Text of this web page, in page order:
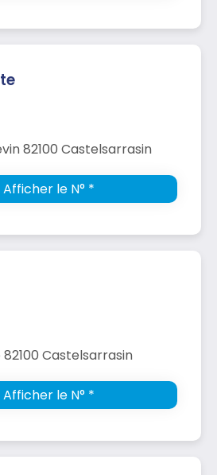
82100 Castelsarrasin
le N° *
Castelsarrasin
le N° *